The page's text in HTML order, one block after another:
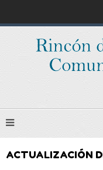
ACTUALIZACIÓN